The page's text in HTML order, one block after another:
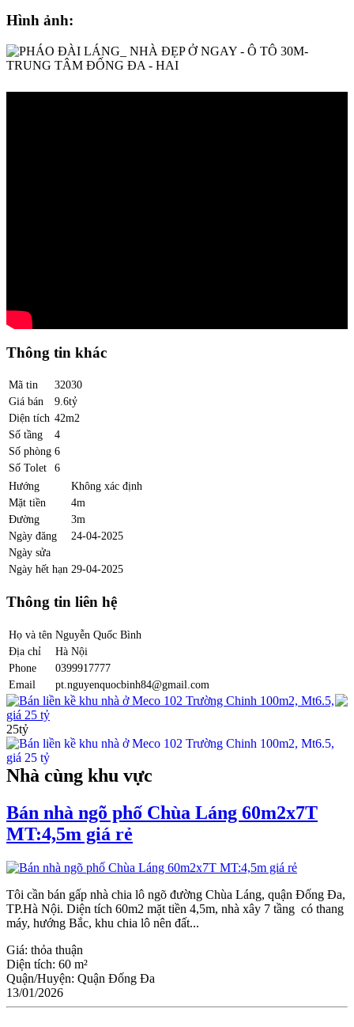
Hình ảnh:
Thông tin khác
Mã tin
32030
Giá bán
9.6tỷ
Diện tích 42m2
Số tầng
4
Số phòng 6
Số Tolet
6
Hướng
Không xác định
Mặt tiền
4m
Đường
3m
Ngày đăng
24-04-2025
Ngày sửa
Ngày hết hạn 29-04-2025
Thông tin liên hệ
Họ và tên Nguyễn Quốc Bình
Địa chỉ
Hà Nội
Phone
0399917777
Email
pt.nguyenquocbinh84@gmail.com
Bán liền kề khu nhà ở Meco 102 Trường Chinh 100m2, Mt6.5,
giá 25 tỷ
25tỷ
Nhà cùng khu vực
Bán nhà ngõ phố Chùa Láng 60m2x7T
MT:4,5m giá rẻ
Tôi cần bán gấp nhà chia lô ngõ đường Chùa Láng, quận Đống Đa,
TP.Hà Nội. Diện tích 60m2 mặt tiền 4,5m, nhà xây 7 tầng có thang
máy, hướng Bắc, khu chia lô nên đất...
Giá: thỏa thuận
Diện tích: 60 m²
Quận/Huyện: Quận Đống Đa
13/01/2026